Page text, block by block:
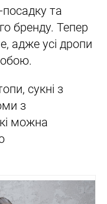
та
бренду. Тепер
адже усі дропи
сукні з
з
можна